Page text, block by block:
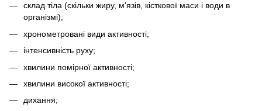
склад тіла (скільки жиру, м'язів, кісткової маси і води в
організмі);
хронометровані види активності;
інтенсивність руху;
хвилини помірної активності;
хвилини високої активності;
дихання;